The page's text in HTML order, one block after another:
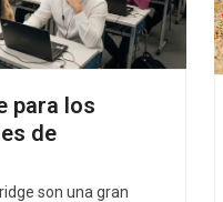
para los
de
son una gran